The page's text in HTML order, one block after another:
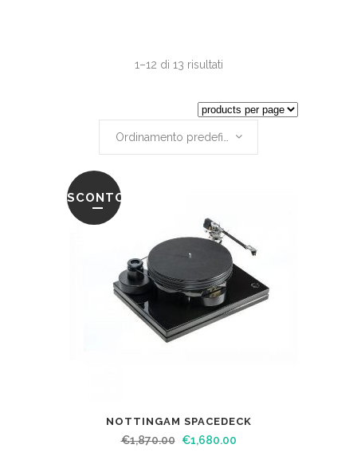
1–12 di 13 risultati
SCONTO
NOTTINGAM SPACEDECK
€1,870.00 €1,680.00